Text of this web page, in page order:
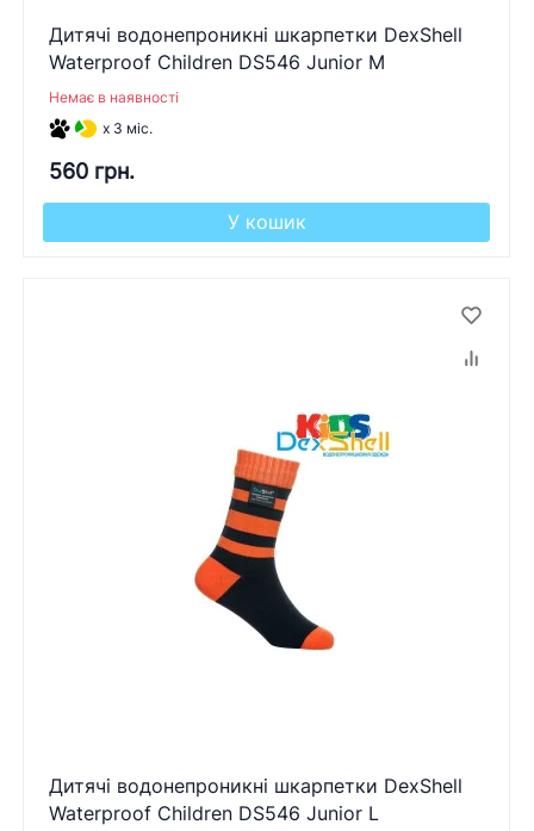
Дитячі водонепроникні шкарпетки DexShell
Waterproof Children DS546 Junior M
Немає в наявності
x 3 міс.
560 грн.
У кошик
Дитячі водонепроникні шкарпетки DexShell
Waterproof Children DS546 Junior L